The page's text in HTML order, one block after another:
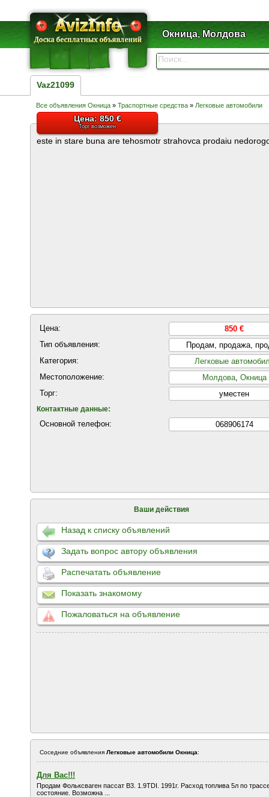
Окница, Молдова
Vaz21099
Все объявления Окница » Траспортные средства » Легковые автомобили
Цена: 850 €
Торг возможен
este in stare buna are tehosmotr strahovca prodaiu
Цена:
850 €
Тип объявления:
Продам, продажа,
Категория:
Легковые
Местоположение:
Молдова, Окница
Торг:
уместен
Контактные данные:
Основной телефон: 068906174
Ваши действия
Назад к списку объявлений
Задать вопрос автору объявления
Распечатать объявление
Показать знакомому
Пожаловаться на объявление
Соседние объявления Легковые автомобили Окница:
Для Вас!!!
Продам Фольксваген пассат В3. 1.9TDI. 1991г. Расход топлива 5л по
состояние. Возможна ...